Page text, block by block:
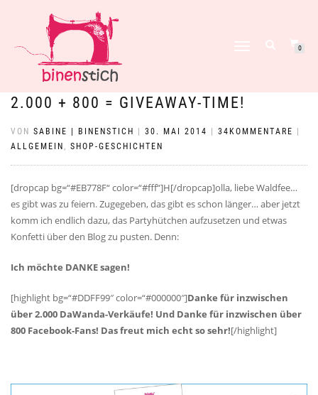
0
2.000 + 800 = GIVEAWAY-TIME!
VON SABINE | BINENSTICH 30. MAI 2014 34KOMMENTARE
ALLGEMEIN , SHOP-GESCHICHTEN
[dropcap bg=“#EB778F“ color=“#fff“]H[/dropcap]olla, liebe Waldfee…
es gibt was zu feiern. Zugegeben, das gibt es schon länger… aber jetzt
komm ich endlich dazu, das Partyhütchen aufzusetzen und etwas
Konfetti über den Blog zu pusten. Denn:
Ich möchte DANKE sagen!
[highlight bg=“#DDFF99″ color=“#000000″]Danke für inzwischen
über 2.000 DaWanda-Verkäufe! Und Danke für inzwischen über
800 Facebook-Fans! Das freut mich echt so sehr![/highlight]